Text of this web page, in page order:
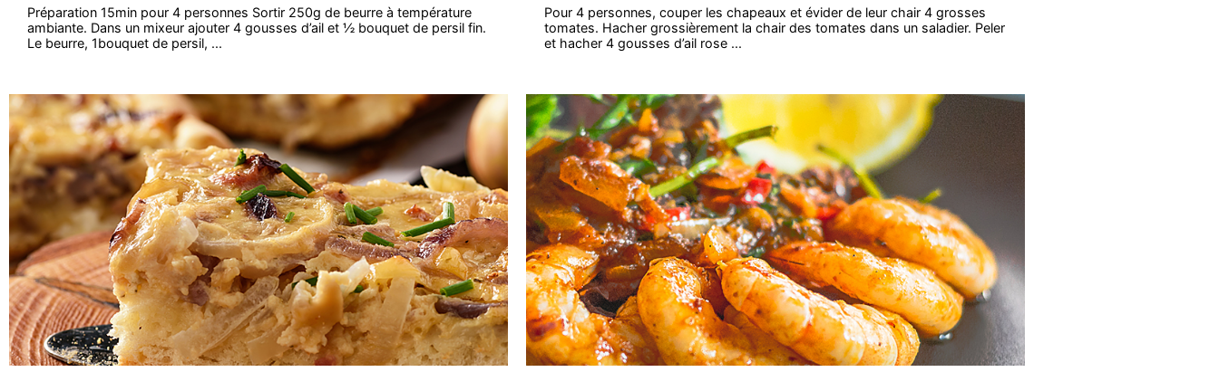
Préparation 15min pour 4 personnes Sortir 250g de beurre à température
ambiante. Dans un mixeur ajouter 4 gousses d’ail et ½ bouquet de persil fin.
Le beurre, 1bouquet de persil, ...
Pour 4 personnes, couper les chapeaux et évider de leur chair 4 grosses
tomates. Hacher grossièrement la chair des tomates dans un saladier. Peler
et hacher 4 gousses d’ail rose ...